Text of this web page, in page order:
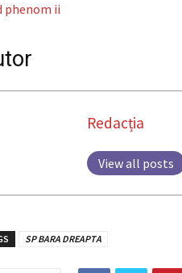
phenom ii
Redacția
View all posts
SP BARA DREAPTA